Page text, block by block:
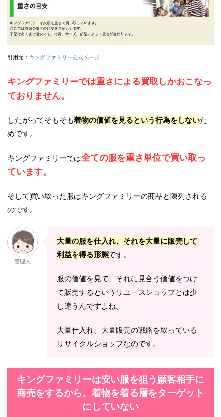
引用元： キングファミリー公式ページ
キングファミリーでは重さによる買取しかおこなっ
ておりません。
したがってそもそも着物の価値を見るという行為をしないた
めです。
キングファミリーでは全ての服を重さ単位で買い取っ
ています。
そして買い取った服はキングファミリーの商品と陳列される
のです。
管理人
大量の服を仕入れ、それを大量に販売して
利益を得る形態です。
服の価値を見て、それに見合う価値をつけ
て販売するというリユースショップとは少
し違うんですよね。
大量仕入れ、大量販売の戦略を取っている
リサイクルショップなのです。
キングファミリーは安い服を狙う顧客相手に
商売をするから、着物を着る層をターゲット
にしていない